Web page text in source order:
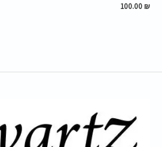
100.00 ₪